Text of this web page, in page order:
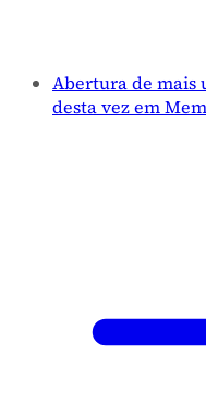
Abertura de mais
desta vez em